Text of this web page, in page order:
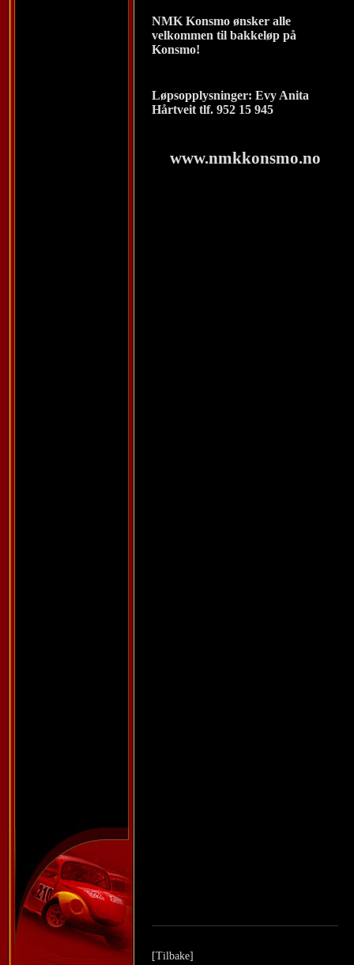
NMK Konsmo ønsker alle
velkommen til bakkeløp på
Konsmo!
Løpsopplysninger: Evy Anita
Hårtveit tlf. 952 15 945
www.nmkkonsmo.no
[Tilbake]